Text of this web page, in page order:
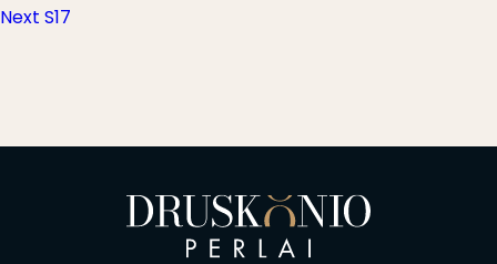
tarp
Next Next
S17